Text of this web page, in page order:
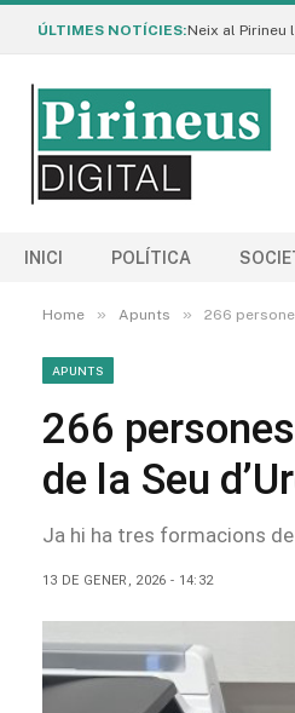
ÚLTIMES NOTÍCIES:
INICI POLÍTICA
Home » Apunts » 266
APUNTS
266
de la Seu
Ja hi ha tres formacions
13 DE GENER, 2026 - 14:32